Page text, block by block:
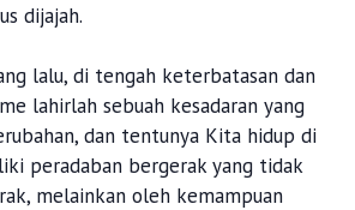
dijajah.
lalu, di tengah keterbatasan dan
lahirlah sebuah kesadaran yang
dan tentunya Kita hidup di
peradaban bergerak yang tidak
melainkan oleh kemampuan